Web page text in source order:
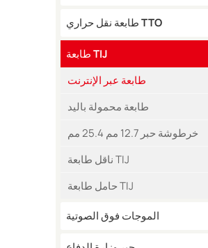
طابعة نقل حراري TTO
طابعة TIJ
طابعة عبر الإنترنت
طابعة محمولة باليد
خرطوشة حبر 12.7 مم 25.4 مم
ناقل طابعة TIJ
حامل طابعة TIJ
الموجات فوق الصوتية